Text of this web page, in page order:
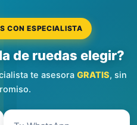
CON ESPECIALISTA
de ruedas elegir?
te asesora GRATIS, sin